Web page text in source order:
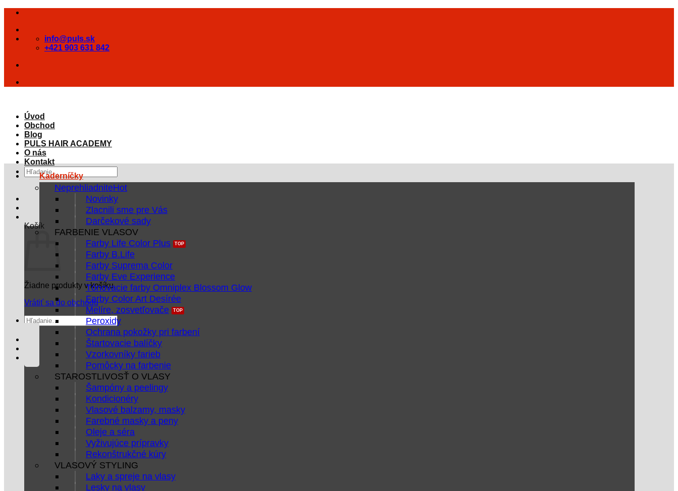
Skip
content
info@puls.sk
+421 903 631 842
Úvod
Obchod
Blog
PULS HAIR ACADEMY
O nás
Kontakt
Hľadať:
Košík
Žiadne produkty v košíku.
Vrátiť sa do obchodu
Hľadať:
Kaderníčky
Neprehliadnite
Novinky
Zlacnili sme pre Vás
Darčekové sady
FARBENIE VLASOV
Farby Life Color Plus
Farby B.Life
Farby Suprema Color
Farby Eve Experience
Tónovacie farby Omniplex Blossom Glow
Farby Color Art Desírée
Melíre, zosvetľovače
Peroxidy
Ochrana pokožky pri farbení
Štartovacie balíčky
Vzorkovníky farieb
Pomôcky na farbenie
STAROSTLIVOSŤ O VLASY
Šampóny a peelingy
Kondicionéry
Vlasové balzamy, masky
Farebné masky a peny
Oleje a séra
Vyživujúce prípravky
Rekonštrukčné kúry
VLASOVÝ STYLING
Laky a spreje na vlasy
Lesky na vlasy